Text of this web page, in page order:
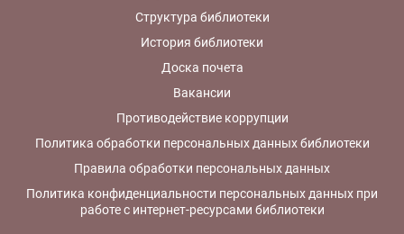
Структура библиотеки
История библиотеки
Доска почета
Вакансии
Противодействие коррупции
Политика обработки персональных данных библиотеки
Правила обработки персональных данных
Политика конфиденциальности персональных данных при
работе с интернет-ресурсами библиотеки